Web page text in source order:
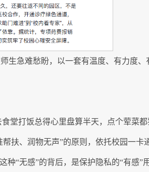
生急难愁盼，以一套有温度、有力度、
堂打饭总得心里盘算半天，点个荤菜
扶、润物无声”的原则，依托校园一
“无感”的背后，是保护隐私的“有感”